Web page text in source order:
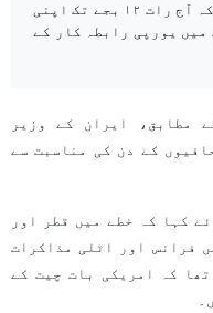
ایران کے وزیر خارجہ نے اعلان کیا کہ آج رات ١۲ بجے تک اپنی
یورپی رابطہ کار کے
مطابق، ایران کے وزیر
کے دن کی مناسبت سے
کہا کہ خطے میں قطر اور
فرانس اور اٹلی مذاکرات
کہ امریکی بات چیت کے